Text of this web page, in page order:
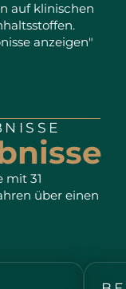
auf klinischen
anzeigen"
mit 31
über einen